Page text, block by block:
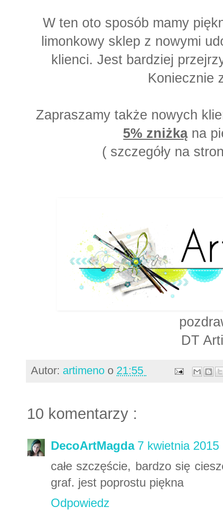
W ten oto sposób mamy
limonkowy sklep z nowymi
klienci. Jest bardziej
Koniecznie
Zapraszamy także nowych
5% zniżkąna
( szczegóły na
DT
Autor: artimeno o 21:55
10 komentarzy :
DecoArtMagda 7 kwietnia 2015
całe szczęście, bardzo się
graf. jest poprostu piękna
Odpowiedz